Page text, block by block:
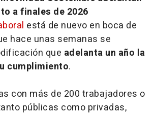
a finales de 2026
está de nuevo en boca de
hace unas semanas se
que adelanta un año la
cumplimiento.
con más de 200 trabajadores o
públicas como privadas,